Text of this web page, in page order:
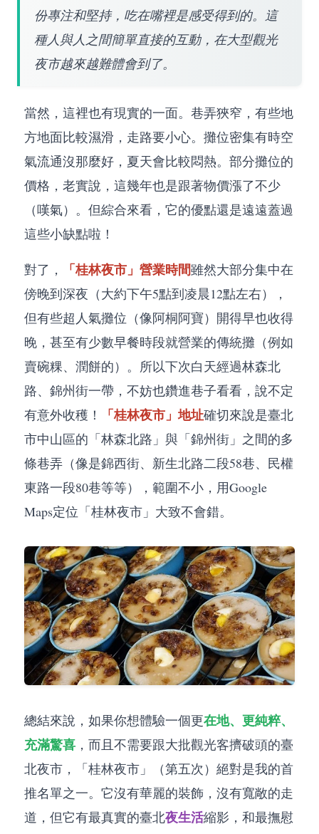
份專注和堅持，吃在嘴裡是感受得到的。這
種人與人之間簡單直接的互動，在大型觀光
夜市越來越難體會到了。
當然，這裡也有現實的一面。巷弄狹窄，有些地
方地面比較濕滑，走路要小心。攤位密集有時空
氣流通沒那麼好，夏天會比較悶熱。部分攤位的
價格，老實說，這幾年也是跟著物價漲了不少
（嘆氣）。但綜合來看，它的優點還是遠遠蓋過
這些小缺點啦！
對了， 「桂林夜市」營業時間雖然大部分集中在
傍晚到深夜（大約下午5點到凌晨12點左右），
但有些超人氣攤位（像阿桐阿寶）開得早也收得
晚，甚至有少數早餐時段就營業的傳統攤（例如
賣碗粿、潤餅的）。所以下次白天經過林森北
路、錦州街一帶，不妨也鑽進巷子看看，說不定
有意外收穫！
「桂林夜市」地址確切來說是臺北
市中山區的「林森北路」與「錦州街」之間的多
條巷弄（像是錦西街、新生北路二段58巷、民權
東路一段80巷等等），範圍不小，用Google
Maps定位「桂林夜市」大致不會錯。
總結來說，如果你想體驗一個更在地、更純粹、
充滿驚喜 ，而且不需要跟大批觀光客擠破頭的臺
北夜市，「桂林夜市」（第五次）絕對是我的首
推名單之一。它沒有華麗的裝飾，沒有寬敞的走
道，但它有最真實的臺北夜生活縮影，和最撫慰